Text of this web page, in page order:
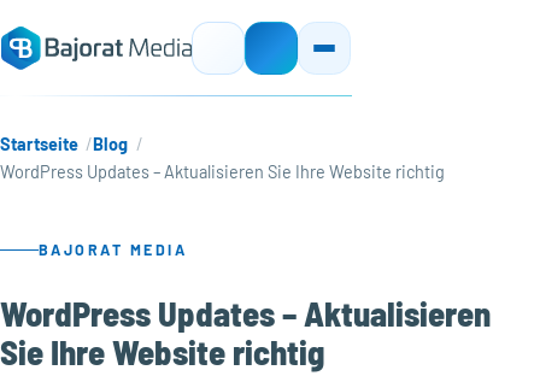
Startseite
Blog
WordPress Updates – Aktualisieren Sie Ihre Website richtig
BAJORAT MEDIA
WordPress Updates – Aktualisieren
Sie Ihre Website richtig